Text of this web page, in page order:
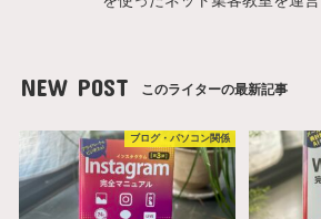
NEW POST このライターの最新記事
ブログ・パソコン関係